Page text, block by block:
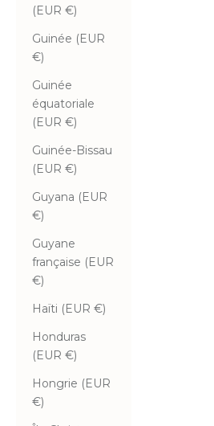
(EUR €)
Guinée (EUR
€)
Guinée
équatoriale
(EUR €)
Guinée-Bissau
(EUR €)
Guyana (EUR
€)
Guyane
française (EUR
€)
Haïti (EUR €)
Honduras
(EUR €)
Hongrie (EUR
€)